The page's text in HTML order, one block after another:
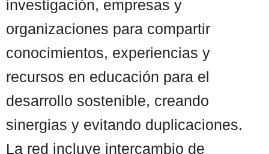
investigación, empresas y
organizaciones para compartir
conocimientos, experiencias y
recursos en educación para el
desarrollo sostenible, creando
sinergias y evitando duplicaciones.
La red incluye intercambio de